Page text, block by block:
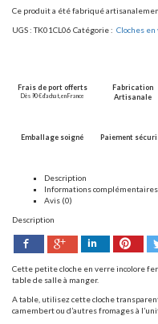
Ce produit a été fabriqué
UGS :TK01CL06 Catégorie : Cloches
Frais de port offerts
Dès 90 € d’achat, en France
Fabrication
Artisanale
Emballage soigné Paiement
Description
Informations complémentaires
Avis (0)
Description
Facebook Google+ LinkedIn
Cette petite cloche en verre incolore
table de salle à manger.
A table, utilisez cette cloche
camembert ou d’autres fromages à